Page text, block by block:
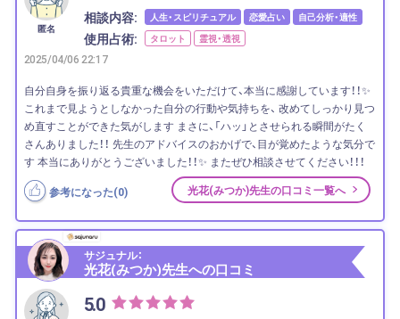
匿名
相談内容: 人生・スピリチュアル 恋愛占い 自己分析・適性
使用占術: タロット 霊視・透視
2025/04/06 22:17
自分自身を振り返る貴重な機会をいただけて、本当に感謝しています！！✨
これまで見ようとしなかった自分の行動や気持ちを、 改めてしっかり見つ
め直すことができた気がします まさに、「ハッ」とさせられる瞬間がたく
さんありました！！ 先生のアドバイスのおかげで、目が覚めたような気分で
す 本当にありがとうございました！！✨ またぜひ相談させてください！！！
参考になった(0) 光花(みつか)先生の口コミ一覧へ
サジュナル：
光花(みつか)先生への口コミ
5.0